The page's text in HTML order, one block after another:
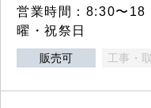
営業時間：8:30〜18
曜・祝祭日
販売可 工事・